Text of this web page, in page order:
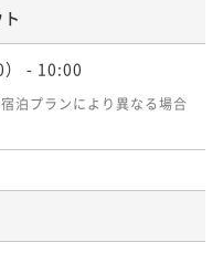
- 10:00
泊プランにより異なる場合